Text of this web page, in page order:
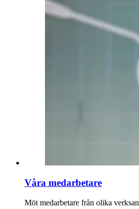
Våra medarbetare
Möt medarbetare från olika